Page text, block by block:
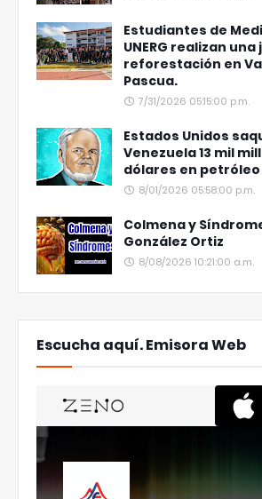
Estudiantes de
UNERG realizan
reforestación en
Pascua.
7/31/2026 05:15:00 p.m.
Estados Unidos
Venezuela 13 mil
dólares en
8/01/2026 05:58:00 p.m.
Colmena y
González Ortiz
8/08/2026 10:21:00 a.m.
Escucha aquí. Emisora Web